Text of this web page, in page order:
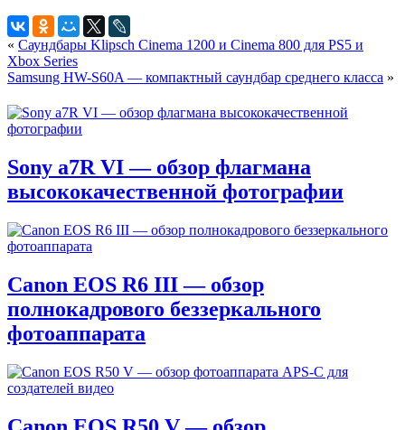
« Саундбары Klipsch Cinema 1200 и Cinema 800 для PS5 и
Xbox Series
Samsung HW-S60A — компактный саундбар среднего класса »
Sony a7R VI — обзор флагмана
высококачественной фотографии
Canon EOS R6 III — обзор
полнокадрового беззеркального
фотоаппарата